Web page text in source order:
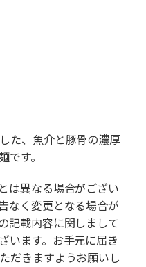
た、魚介と豚骨の濃厚
です。
は異なる場合がござい
なく変更となる場合が
記載内容に関しまして
います。お手元に届き
だきますようお願いし